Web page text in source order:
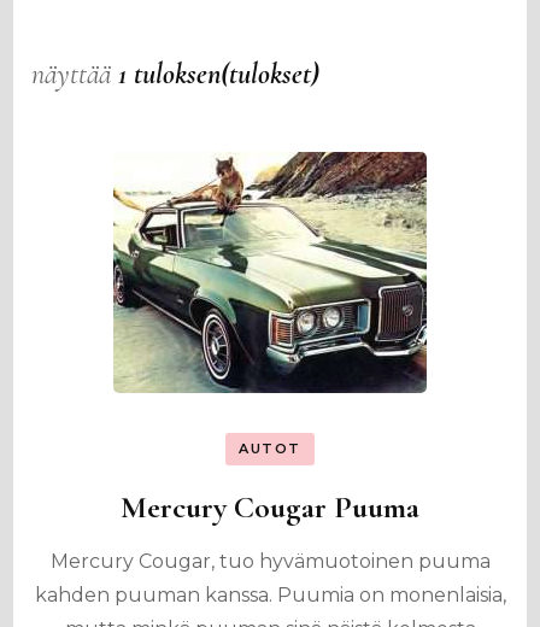
näyttää1 tuloksen(tulokset)
AUTOT
Mercury Cougar Puuma
Mercury Cougar, tuo hyvämuotoinen puuma
kahden puuman kanssa. Puumia on monenlaisia,